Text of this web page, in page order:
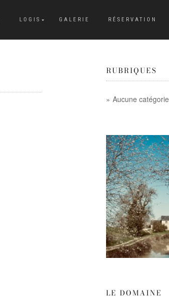
LOGIS GALERIE RÉSERVATION
RUBRIQUES
Aucune catégorie
LE DOMAINE